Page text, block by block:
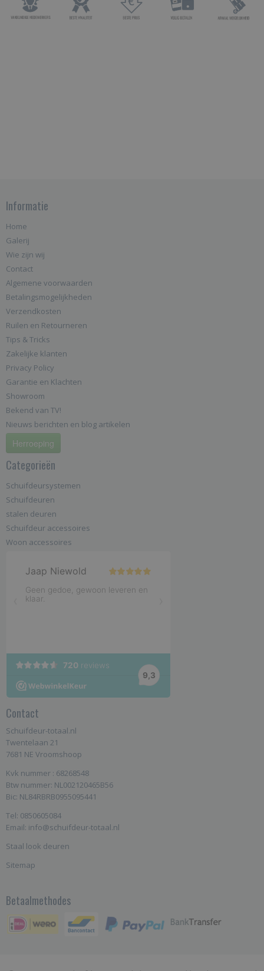
Informatie
Home
Galerij
Wie zijn wij
Contact
Algemene voorwaarden
Betalingsmogelijkheden
Verzendkosten
Ruilen en Retourneren
Tips & Tricks
Zakelijke klanten
Privacy Policy
Garantie en Klachten
Showroom
Bekend van TV!
Nieuws berichten en blog artikelen
Herroeping
Categorieën
Schuifdeursystemen
Schuifdeuren
stalen deuren
Schuifdeur accessoires
Woon accessoires
Contact
Schuifdeur-totaal.nl
Twentelaan 21
7681 NE Vroomshoop
Kvk nummer : 68268548
Btw nummer: NL002120465B56
Bic: NL84RBRB0955095441
Tel: 0850605084
Email: info@schuifdeur-totaal.nl
Staal look deuren
Sitemap
Betaalmethodes